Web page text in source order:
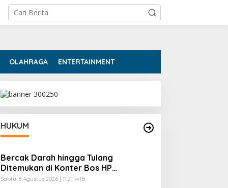
OLAHRAGA ENTERTAINMENT
HUKUM
Bercak Darah hingga Tulang
Ditemukan di Konter Bos HP
Ambarawa Tewas Dibunuh
Sabtu, 8 Agustus 2026 | 11:21 WIB